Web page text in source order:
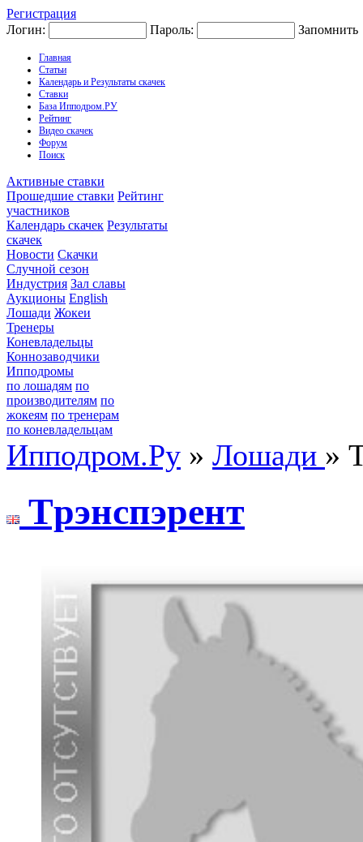
Регистрация
Логин:
Пароль: Запомнить
Главная
Статьи
Календарь и Результаты скачек
Ставки
База Ипподром.РУ
Рейтинг
Видео скачек
Форум
Поиск
Активные ставки
Прошедшие ставки Рейтинг
участников
Календарь скачек Результаты
скачек
Новости Скачки
Случной сезон
Индустрия Зал славы
Аукционы English
Лошади Жокеи
Тренеры
Коневладельцы
Коннозаводчики
Ипподромы
по лошадям по
производителям по
жокеям по тренерам
по коневладельцам
Ипподром.Ру » Лошади »
Tрэнспэрент